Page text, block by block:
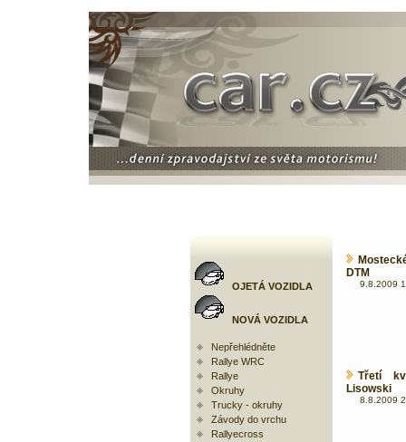
OJETÁ VOZIDLA
NOVÁ VOZIDLA
Nepřehlédněte
Rallye WRC
Rallye
Okruhy
Trucky - okruhy
Závody do vrchu
Rallyecross
DTM
9.8.2009
Třetí
Lisowski
8.8.2009